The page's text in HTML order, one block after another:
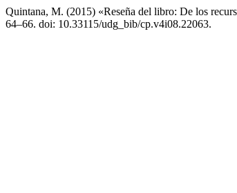
Quintana, M. (2015) «Reseña del libro: De los
64–66. doi: 10.33115/udg_bib/cp.v4i08.22063.